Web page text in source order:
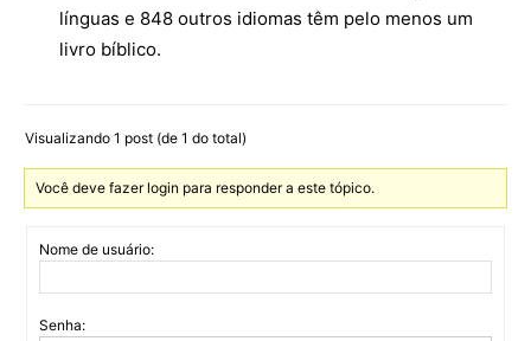
línguas e 848 outros idiomas têm pelo menos um
livro bíblico.
Visualizando 1 post (de 1 do total)
Você deve fazer login para responder a este tópico.
Nome de usuário:
Senha: